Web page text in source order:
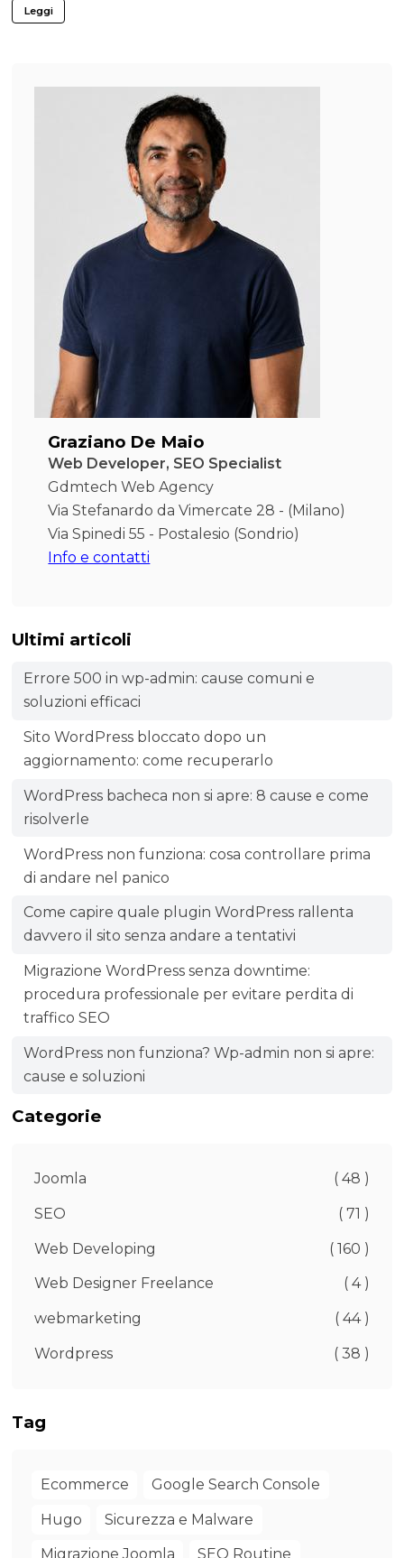
Leggi
Graziano De Maio
Web Developer, SEO Specialist
Gdmtech Web Agency
Via Stefanardo da Vimercate 28 - (Milano)
Via Spinedi 55 - Postalesio (Sondrio)
Info e contatti
Ultimi articoli
Errore 500 in wp-admin: cause comuni e
soluzioni efficaci
Sito WordPress bloccato dopo un
aggiornamento: come recuperarlo
WordPress bacheca non si apre: 8 cause e come
risolverle
WordPress non funziona: cosa controllare prima
di andare nel panico
Come capire quale plugin WordPress rallenta
davvero il sito senza andare a tentativi
Migrazione WordPress senza downtime:
procedura professionale per evitare perdita di
traffico SEO
WordPress non funziona? Wp-admin non si apre:
cause e soluzioni
Categorie
Joomla ( 48 )
SEO ( 71 )
Web Developing ( 160 )
Web Designer Freelance ( 4 )
webmarketing ( 44 )
Wordpress ( 38 )
Tag
Ecommerce Google Search Console
Hugo Sicurezza e Malware
Migrazione Joomla SEO Routine